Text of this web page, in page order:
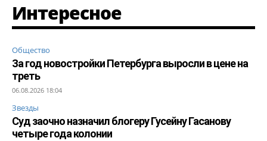
Интересное
Общество
За год новостройки Петербурга выросли в цене на
треть
06.08.2026 18:04
Звезды
Суд заочно назначил блогеру Гусейну Гасанову
четыре года колонии